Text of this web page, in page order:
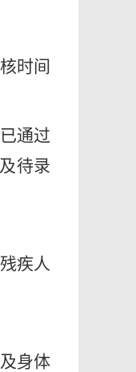
时间
通过
待录
疾人
身体